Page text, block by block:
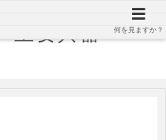
何を見ますか？